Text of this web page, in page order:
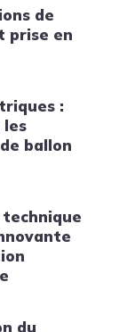
de
prise en
:
les
ballon
technique
du